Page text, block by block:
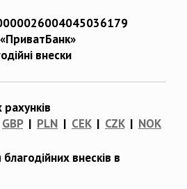
внески
GBP| PLN | CEK| CZK| NOK
внесків в